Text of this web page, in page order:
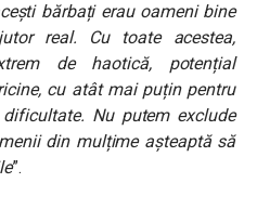
bărbați erau oameni bine
real. Cu toate acestea,
de haotică, potențial
cu atât mai puțin pentru
Nu putem exclude
din mulțime așteaptă să
”.